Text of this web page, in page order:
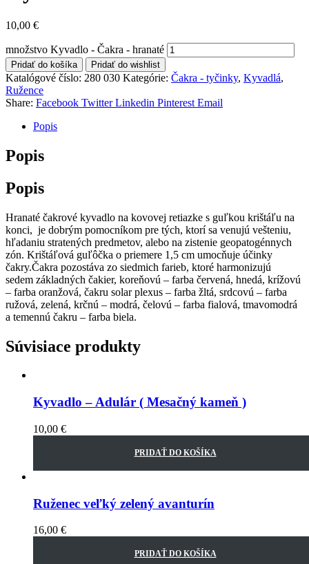
10,00 €
množstvo Kyvadlo - Čakra - hranaté
Pridať do košíka Pridať do wishlist
Katalógové číslo: 280 030 Kategórie: Čakra - tyčinky, Kyvadlá,
Ružence
Share: Facebook Twitter Linkedin Pinterest Email
Popis
Popis
Popis
Hranaté čakrové kyvadlo na kovovej retiazke s guľkou krištáľu na
konci, je dobrým pomocníkom pre tých, ktorí sa venujú vešteniu,
hľadaniu stratených predmetov, alebo na zistenie geopatogénnych
zón. Krištáľová guľôčka o priemere 1,5 cm umocňuje účinky
čakry.Čakra pozostáva zo siedmich farieb, ktoré harmonizujú
sedem základných čakier, koreňovú – farba červená, hnedá, krížovú
– farba oranžová, čakru solar plexus – farba žltá, srdcovú – farba
ružová, zelená, krčnú – modrá, čelovú – farba fialová, tmavomodrá
a temennú čakru – farba biela.
Súvisiace produkty
Kyvadlo – Adulár ( Mesačný kameň )
10,00 €
PRIDAŤ DO KOŠÍKA
Ruženec veľký zelený avanturín
16,00 €
PRIDAŤ DO KOŠÍKA